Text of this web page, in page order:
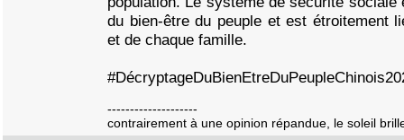
du bien-être du peuple et est étroitement
et de chaque famille.
--------------------
contrairement à une opinion répandue, le soleil